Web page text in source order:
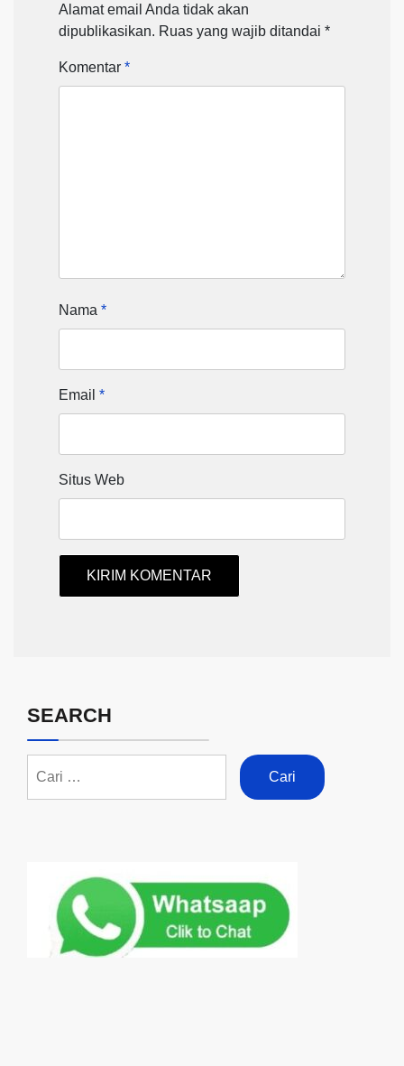
Alamat email Anda tidak akan
dipublikasikan. Ruas yang wajib ditandai *
Komentar *
Nama *
Email *
Situs Web
SEARCH